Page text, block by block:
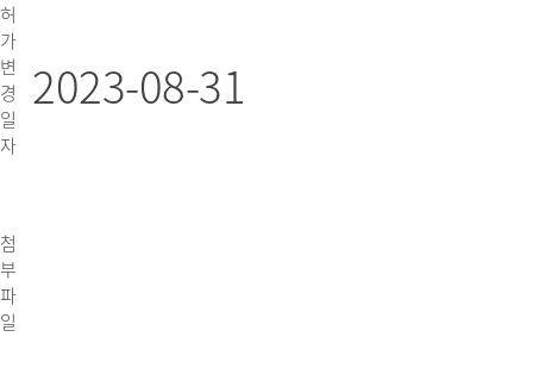
허
가
변
경
일
자
2023-08-31
첨
부
파
일